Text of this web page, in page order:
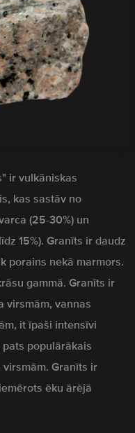
ir vulkāniskas
kas sastāv no
(25-30%) un
15%). Granīts ir daudz
porains nekā marmors.
gammā. Granīts ir
virsmām, vannas
it īpaši intensīvi
populārākais
Granīts ir
ēku ārējā